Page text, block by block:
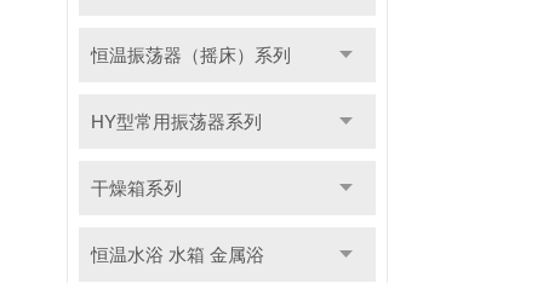
恒温振荡器（摇床）系列
HY型常用振荡器系列
干燥箱系列
恒温水浴 水箱 金属浴